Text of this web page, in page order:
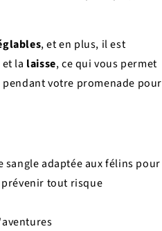
, et en plus, il est
et la laisse, ce qui vous permet
votre promenade pour
sangle adaptée aux félins pour
tout risque